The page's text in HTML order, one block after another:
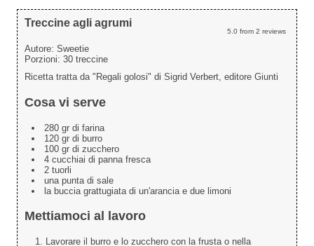
5.0from 2 reviews
Treccine agli agrumi
Autore: Sweetie
Porzioni: 30 treccine
Ricetta tratta da "Regali golosi" di Sigrid Verbert, editore Giunti
Cosa vi serve
280 gr di farina
120 gr di burro
100 gr di zucchero
4 cucchiai di panna fresca
2 tuorli
una punta di sale
la buccia grattugiata di un'arancia e due limoni
Mettiamoci al lavoro
Lavorare il burro e lo zucchero con la frusta o nella